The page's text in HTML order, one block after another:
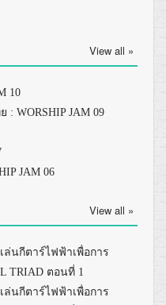
View all »
10
: WORSHIP JAM 09
JAM 06
View all »
เล่นกีตาร์ไฟฟ้าเพื่อการ
TRIAD ตอนที่ 1
เล่นกีตาร์ไฟฟ้าเพื่อการ